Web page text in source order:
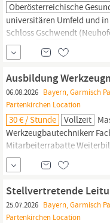
Oberösterreichische
universitären Umfeld und
Schloss Gschwendt
FachsozialbetreuerIn
Voll- oder Teilzeit
50% Aufschlag auf LD 17
Vordienstzeiten)
Ausbildung
06.08.2026 Bayern, Garmisch
Partenkirchen Location
30 € / Stunde Vollzeit
Werkzeugbautechnikerr
Mitarbeiterrabatte
Prämien für gute
im ersten Lehrjahr 30 Tage
Jahre Deine Berufsschule
bewerbung@langmatz.de
Stellvertretende
25.07.2026 Bayern, Garmisch
Partenkirchen Location